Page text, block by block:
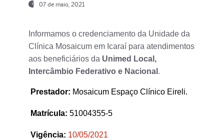
07 de maio, 2021
Informamos o credenciamento da Unidade da
Clínica Mosaicum em Icaraí para atendimentos
aos beneficiários da Unimed Local,
Intercâmbio Federativo e Nacional .
Prestador: Mosaicum Espaço Clínico Eireli.
Matrícula: 51004355-5
Vigência: 10/05/2021